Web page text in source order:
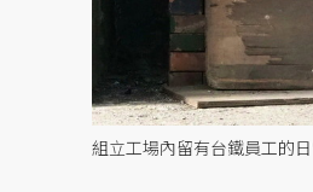
組立工場內留有台鐵員工的